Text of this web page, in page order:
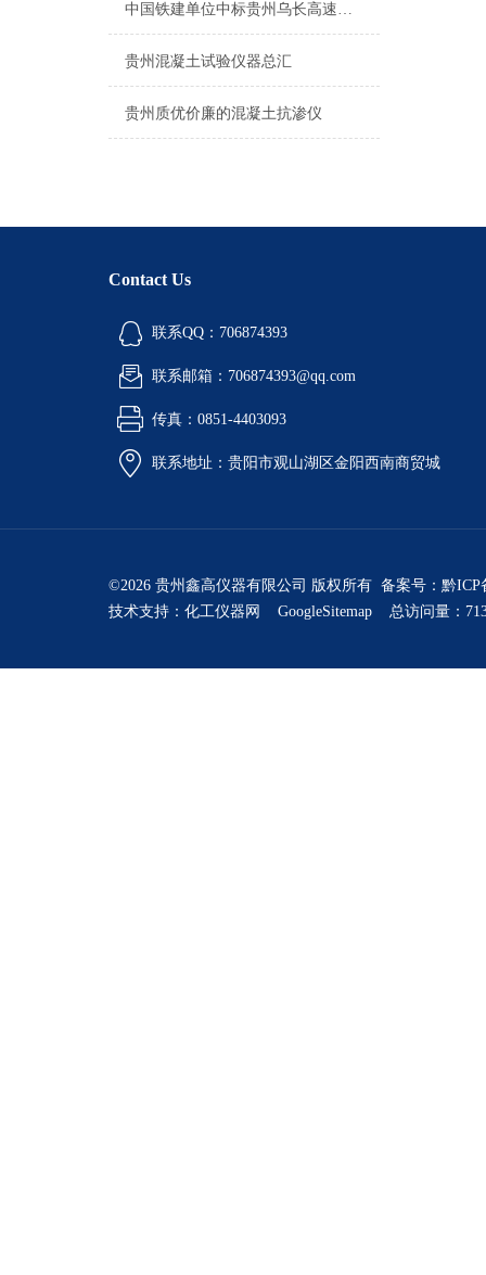
中国铁建单位中标贵州乌长高速公路
贵州混凝土试验仪器总汇
贵州质优价廉的混凝土抗渗仪
Contact Us
联系QQ：706874393
联系邮箱：706874393@qq.com
传真：0851-4403093
联系地址：贵阳市观山湖区金阳西南商贸城
©2026 贵州鑫高仪器有限公司 版权所有 备案号： 黔ICP
技术支持： 化工仪器网 GoogleSitemap 总访问量：